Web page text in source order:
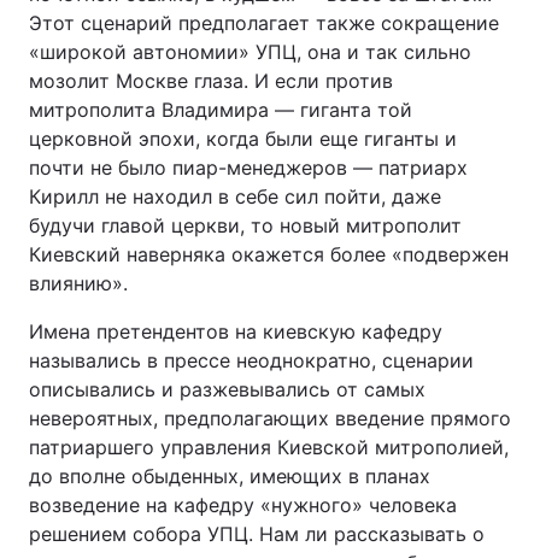
Этот сценарий предполагает также сокращение
«широкой автономии» УПЦ, она и так сильно
мозолит Москве глаза. И если против
митрополита Владимира — гиганта той
церковной эпохи, когда были еще гиганты и
почти не было пиар-менеджеров — патриарх
Кирилл не находил в себе сил пойти, даже
будучи главой церкви, то новый митрополит
Киевский наверняка окажется более «подвержен
влиянию».
Имена претендентов на киевскую кафедру
назывались в прессе неоднократно, сценарии
описывались и разжевывались от самых
невероятных, предполагающих введение прямого
патриаршего управления Киевской митрополией,
до вполне обыденных, имеющих в планах
возведение на кафедру «нужного» человека
решением собора УПЦ. Нам ли рассказывать о